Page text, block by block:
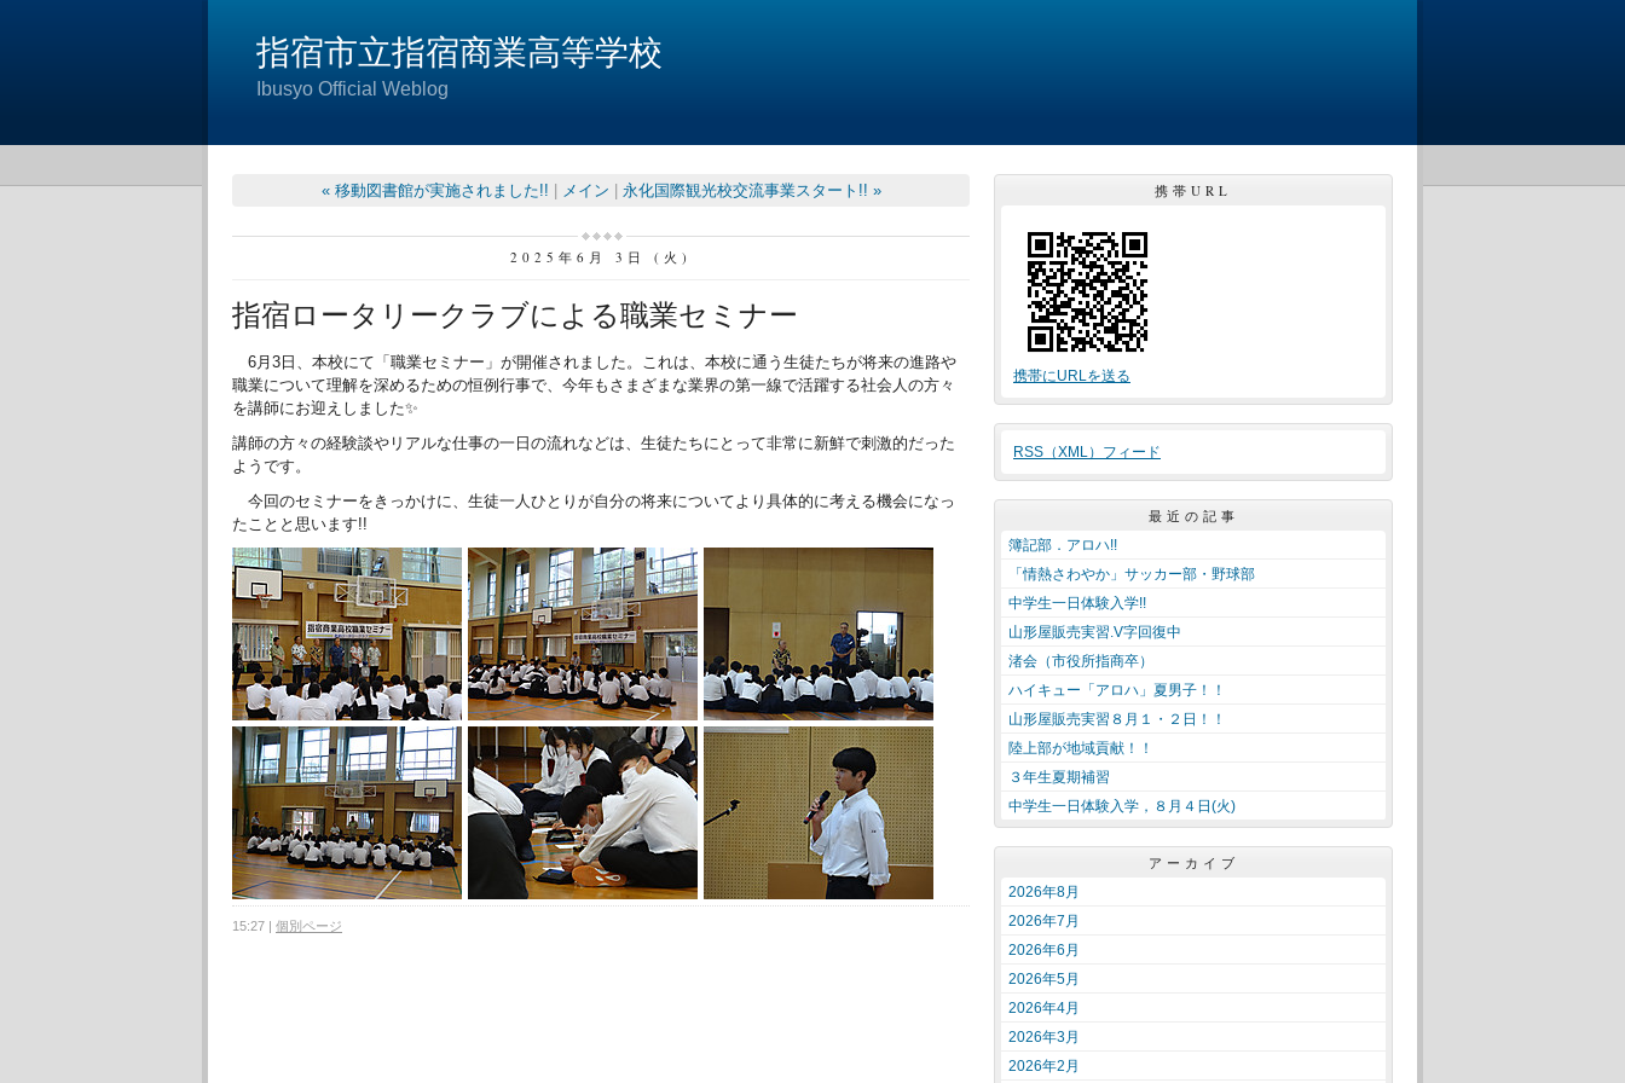
指宿市立指宿商業高等学校
Ibusyo Official Weblog
« 移動図書館が実施されました!! メイン 永化国際観光校交流事業スタート!! »
2025年6月 3日 (火)
指宿ロータリークラブによる職業セミナー
6月3日、本校にて「職業セミナー」が開催されました。これは、本校に通う生徒たちが将来の進路や
職業について理解を深めるための恒例行事で、今年もさまざまな業界の第一線で活躍する社会人の方々
を講師にお迎えしました✨
講師の方々の経験談やリアルな仕事の一日の流れなどは、生徒たちにとって非常に新鮮で刺激的だった
ようです。
今回のセミナーをきっかけに、生徒一人ひとりが自分の将来についてより具体的に考える機会になっ
たことと思います!!
15:27 | 個別ページ
携帯URL
携帯にURLを送る
RSS（XML）フィード
最近の記事
簿記部．アロハ!!
「情熱さわやか」サッカー部・野球部
中学生一日体験入学!!
山形屋販売実習.V字回復中
渚会（市役所指商卒）
ハイキュー「アロハ」夏男子！！
山形屋販売実習８月１・２日！！
陸上部が地域貢献！！
３年生夏期補習
中学生一日体験入学，８月４日(火)
アーカイブ
2026年8月
2026年7月
2026年6月
2026年5月
2026年4月
2026年3月
2026年2月